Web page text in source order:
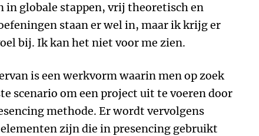
in globale stappen, vrij theoretisch en
staan er wel in, maar ik krijg er
bij. Ik kan het niet voor me zien.
is een werkvorm waarin men op zoek
scenario om een project uit te voeren door
methode. Er wordt vervolgens
zijn die in presencing gebruikt